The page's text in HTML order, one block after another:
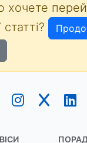
хочете
статті?